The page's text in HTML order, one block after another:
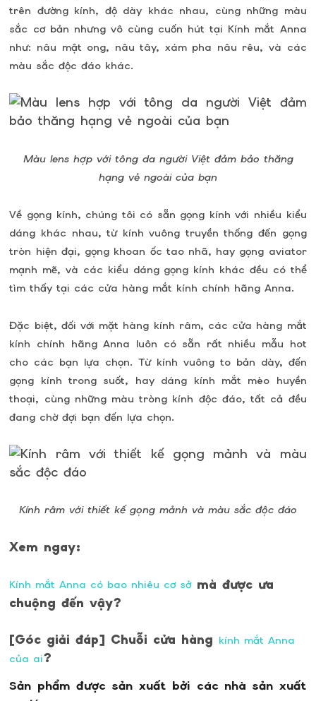
trên đường kính, độ dày khác nhau, cùng những màu
sắc cơ bản nhưng vô cùng cuốn hút tại Kính mắt Anna
như: nâu mật ong, nâu tây, xám pha nâu rêu, và các
màu sắc độc đáo khác.
Màu lens hợp với tông da người Việt đảm bảo thăng
hạng vẻ ngoài của bạn
Về gọng kính, chúng tôi có sẵn gọng kính với nhiều kiểu
dáng khác nhau, từ kính vuông truyền thống đến gọng
tròn hiện đại, gọng khoan ốc tao nhã, hay gọng aviator
mạnh mẽ, và các kiểu dáng gọng kính khác đều có thể
tìm thấy tại các cửa hàng mắt kính chính hãng Anna.
Đặc biệt, đối với mặt hàng kính râm, các cửa hàng mắt
kính chính hãng Anna luôn có sẵn rất nhiều mẫu hot
cho các bạn lựa chọn. Từ kính vuông to bản dày, đến
gọng kính trong suốt, hay dáng kính mắt mèo huyền
thoại, cùng những màu tròng kính độc đáo, tất cả đều
đang chờ đợi bạn đến lựa chọn.
Kính râm với thiết kế gọng mảnh và màu sắc độc đáo
Xem ngay:
Kính mắt Anna có bao nhiêu cơ sởmà được ưa
chuộng đến vậy?
[Góc giải đáp] Chuỗi cửa hàng kính mắt Anna
của ai?
Sản phẩm được sản xuất bởi các nhà sản xuất